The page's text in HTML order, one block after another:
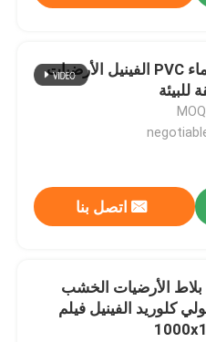
مقاوم للماء PVC الفينيل الأرضيات
للبيئة
اتصل بنا
الأرضيات الخشب
كلوريد الفينيل فيلم